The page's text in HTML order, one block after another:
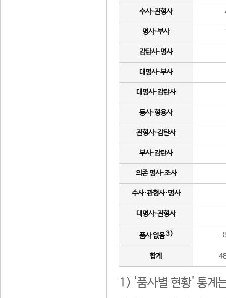
수사·관형사
명사·부사
감탄사·명사
대명사·부사
대명사·감탄사
동사·형용사
관형사·감탄사
부사·감탄사
의존 명사·조사
수사·관형사·명사
대명사·관형사
품사 없음3)
합계
1) '품사별 현황' 통계